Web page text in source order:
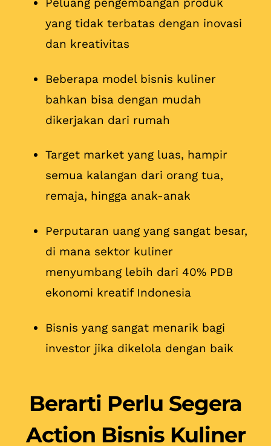
yang tidak terbatas dengan inovasi
dan kreativitas
Beberapa model bisnis kuliner
bahkan bisa dengan mudah
dikerjakan dari rumah
Target market yang luas, hampir
semua kalangan dari orang tua,
remaja, hingga anak-anak
Perputaran uang yang sangat besar,
di mana sektor kuliner
menyumbang lebih dari 40% PDB
ekonomi kreatif Indonesia
Bisnis yang sangat menarik bagi
investor jika dikelola dengan baik
Berarti Perlu Segera
Action Bisnis Kuliner